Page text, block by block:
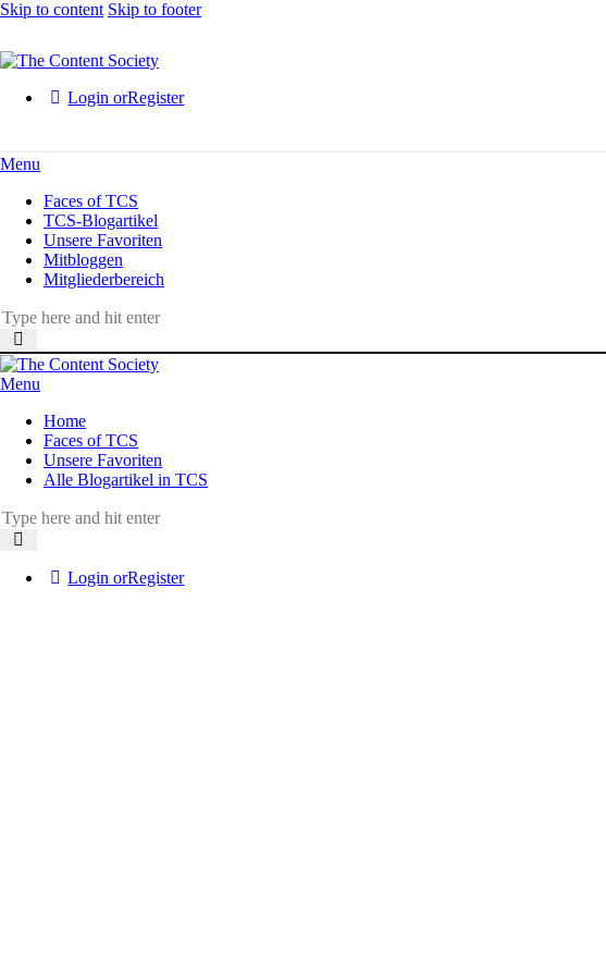
Skip to content Skip to footer
Login orRegister
Menu
Faces of TCS
TCS-Blogartikel
Unsere Favoriten
Mitbloggen
Mitgliederbereich
Menu
Home
Faces of TCS
Unsere Favoriten
Alle Blogartikel in TCS
Login orRegister